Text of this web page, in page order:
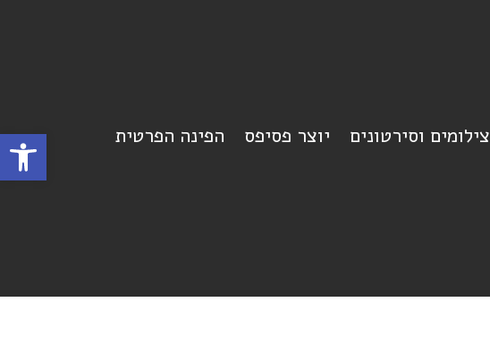
פתח צילומים וסירטונים יוצר פסיפס הפינה הפרטית